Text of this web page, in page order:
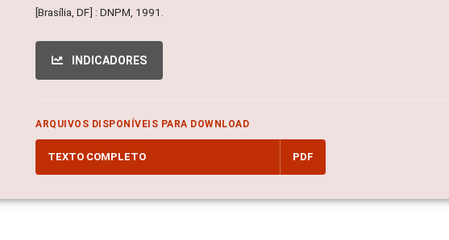
[Brasília, DF] : DNPM, 1991.
INDICADORES
ARQUIVOS DISPONÍVEIS PARA DOWNLOAD
TEXTO COMPLETO PDF